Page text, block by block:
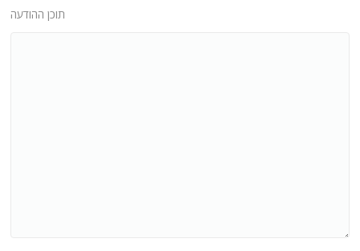
תוכן ההודעה